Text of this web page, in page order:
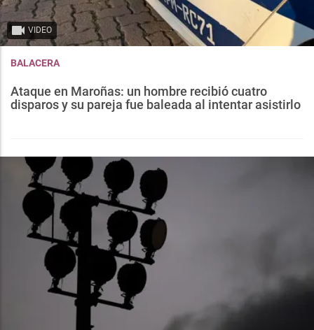
VIDEO
BALACERA
Ataque en Maroñas: un hombre recibió cuatro
disparos y su pareja fue baleada al intentar asistirlo